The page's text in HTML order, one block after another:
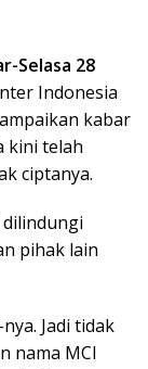
Selasa 28
Indonesia
kabar
kini telah
ciptanya.
pihak lain
Jadi tidak
nama MCI